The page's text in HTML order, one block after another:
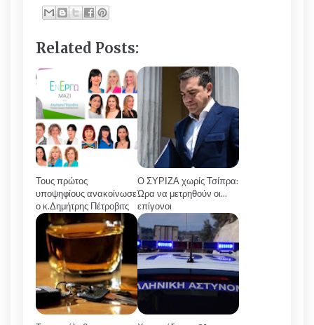
Related Posts:
Τους πρώτος
υποψηφίους ανακοίνωσε
ο κ.Δημήτρης Πέτροβιτς
Ο ΣΥΡΙΖΑ χωρίς Τσίπρα:
Ώρα να μετρηθούν οι...
επίγονοι